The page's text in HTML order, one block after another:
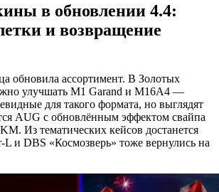
в обновлении 4.4:
и возвращение
обновила ассортимент. В Золотых
улучшать M1 Garand и M16A4 —
для такого формата, но выглядят
AUG с обновлённым эффектом свайпа
Из тематических кейсов достанется
L и DBS «Космозверь» тоже вернулись на